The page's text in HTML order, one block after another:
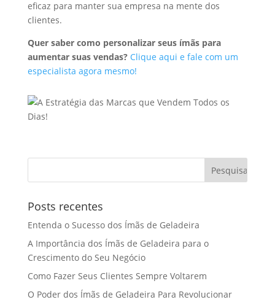
eficaz para manter sua empresa na mente dos
clientes.
Quer saber como personalizar seus ímãs para
aumentar suas vendas? Clique aqui e fale com um
especialista agora mesmo!
Posts recentes
Entenda o Sucesso dos Ímãs de Geladeira
A Importância dos Ímãs de Geladeira para o
Crescimento do Seu Negócio
Como Fazer Seus Clientes Sempre Voltarem
O Poder dos Ímãs de Geladeira Para Revolucionar